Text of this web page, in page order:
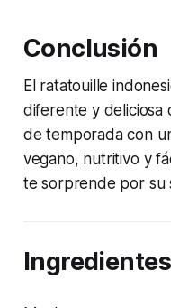
Conclusión
El ratatouille
diferente y deliciosa
de temporada con
vegano, nutritivo y
te sorprende por su